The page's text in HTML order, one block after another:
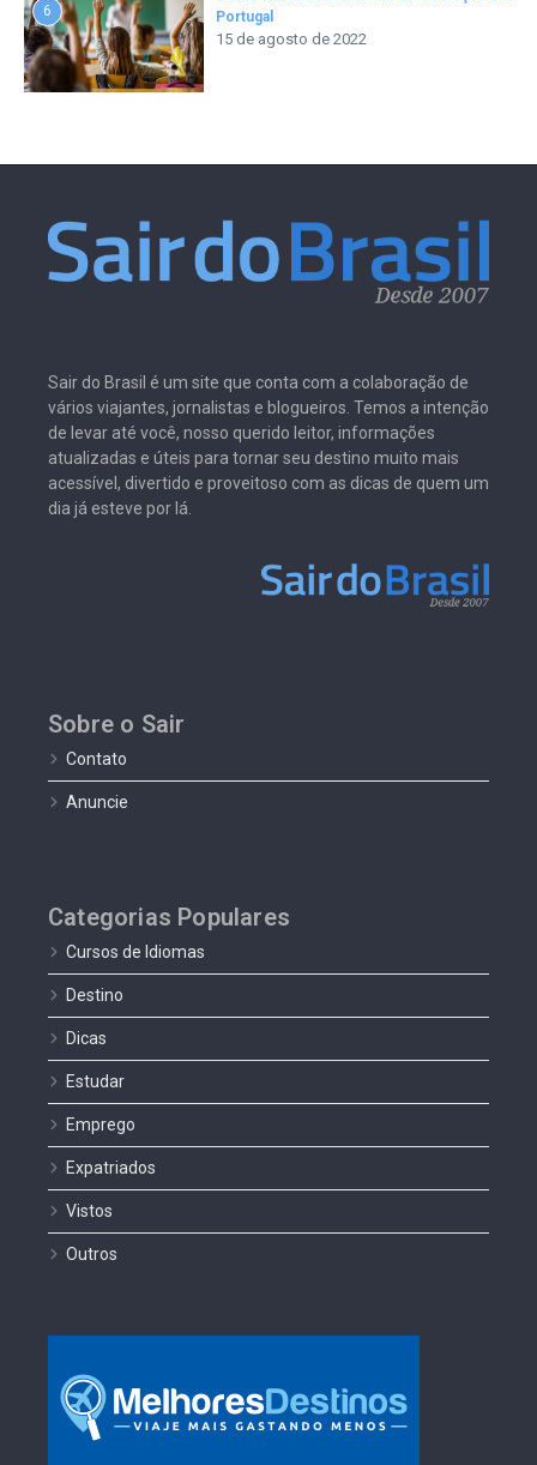
6
Portugal
15 de agosto de 2022
Sair do Brasil é um site que conta com a colaboração de
vários viajantes, jornalistas e blogueiros. Temos a intenção
de levar até você, nosso querido leitor, informações
atualizadas e úteis para tornar seu destino muito mais
acessível, divertido e proveitoso com as dicas de quem um
dia já esteve por lá.
Sobre o Sair
Contato
Anuncie
Categorias Populares
Cursos de Idiomas
Destino
Dicas
Estudar
Emprego
Expatriados
Vistos
Outros